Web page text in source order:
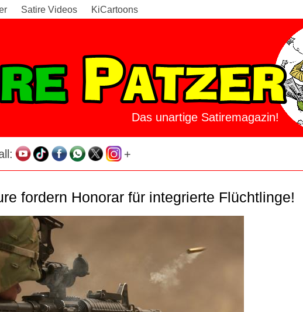
Satire Videos KiCartoons
Das unartige Satiremagazin!
+
fordern Honorar für integrierte Flüchtlinge!